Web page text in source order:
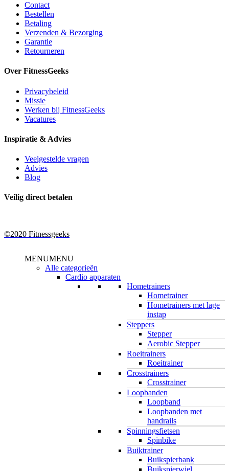
Contact
Bestellen
Betaling
Verzenden & Bezorging
Garantie
Retourneren
Over FitnessGeeks
Privacybeleid
Missie
Werken bij FitnessGeeks
Vacatures
Inspiratie & Advies
Veelgestelde vragen
Advies
Blog
Veilig direct betalen
©2020 Fitnessgeeks
MENUMENU
Alle categorieën
Cardio apparaten
Hometrainers
Hometrainer
Hometrainers met lage
instap
Steppers
Stepper
Aerobic Stepper
Roeitrainers
Roeitrainer
Crosstrainers
Crosstrainer
Loopbanden
Loopband
Loopbanden met
handrails
Spinningsfietsen
Spinbike
Buiktrainer
Buikspierbank
Buikspierwiel